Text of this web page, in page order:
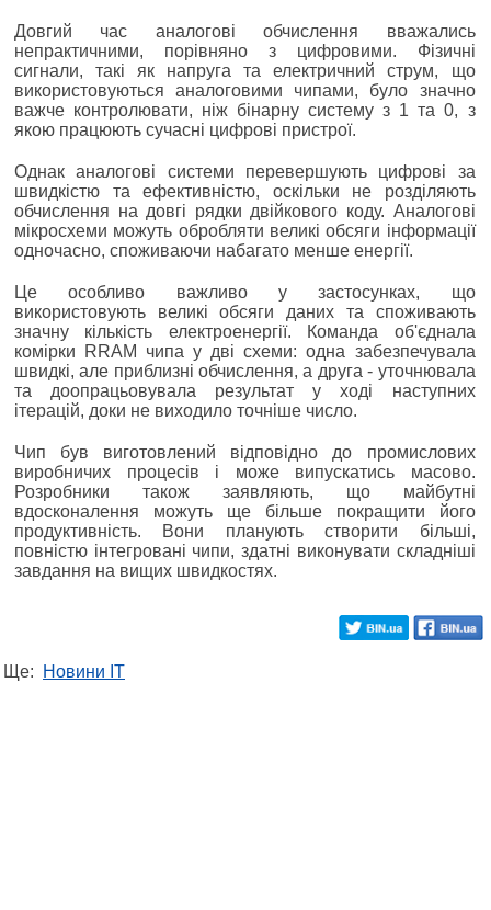
Довгий час аналогові обчислення вважались
непрактичними, порівняно з цифровими. Фізичні
сигнали, такі як напруга та електричний струм, що
використовуються аналоговими чипами, було значно
важче контролювати, ніж бінарну систему з 1 та 0, з
якою працюють сучасні цифрові пристрої.
Однак аналогові системи перевершують цифрові за
швидкістю та ефективністю, оскільки не розділяють
обчислення на довгі рядки двійкового коду. Аналогові
мікросхеми можуть обробляти великі обсяги інформації
одночасно, споживаючи набагато менше енергії.
Це особливо важливо у застосунках, що
використовують великі обсяги даних та споживають
значну кількість електроенергії. Команда об'єднала
комірки RRAM чипа у дві схеми: одна забезпечувала
швидкі, але приблизні обчислення, а друга - уточнювала
та доопрацьовувала результат у ході наступних
ітерацій, доки не виходило точніше число.
Чип був виготовлений відповідно до промислових
виробничих процесів і може випускатись масово.
Розробники також заявляють, що майбутні
вдосконалення можуть ще більше покращити його
продуктивність. Вони планують створити більші,
повністю інтегровані чипи, здатні виконувати складніші
завдання на вищих швидкостях.
Ще: Новини IT